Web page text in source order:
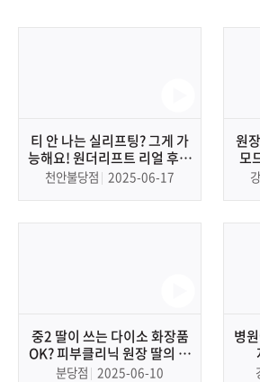
티 안 나는 실리프팅? 그게 가
능해요! 원더리프트 리얼 후기
(다운타임X, 흉터X, 멍, 붓기 최
천안불당점 2025-06-17
원
모
중2 딸이 쓰는 다이소 화장품
OK? 피부클리닉 원장 딸의 여
드름·선크림에 관한 찐 조언!
분당점 2025-06-10
병